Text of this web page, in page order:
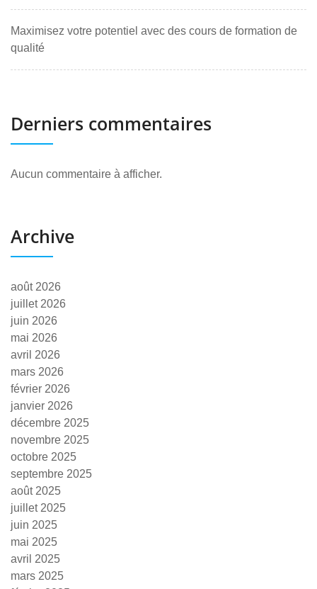
Maximisez votre potentiel avec des cours de formation de
qualité
Derniers commentaires
Aucun commentaire à afficher.
Archive
août 2026
juillet 2026
juin 2026
mai 2026
avril 2026
mars 2026
février 2026
janvier 2026
décembre 2025
novembre 2025
octobre 2025
septembre 2025
août 2025
juillet 2025
juin 2025
mai 2025
avril 2025
mars 2025